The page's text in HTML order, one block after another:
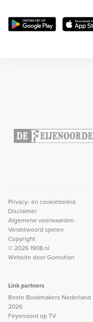
Privacy- en cookiebeleid
Disclaimer
Algemene voorwaarden
Verantwoord spelen
Copyright
© 2026 1908.nl
Website doorGomotion
Link partners
Beste Bookmakers Nederland
2026
Feyenoord op TV